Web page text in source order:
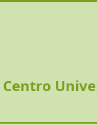
Centro